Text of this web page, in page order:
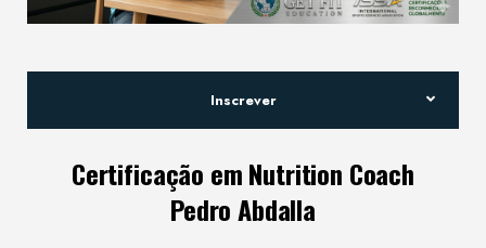
Inscrever
Certificação em Nutrition Coach
Pedro Abdalla